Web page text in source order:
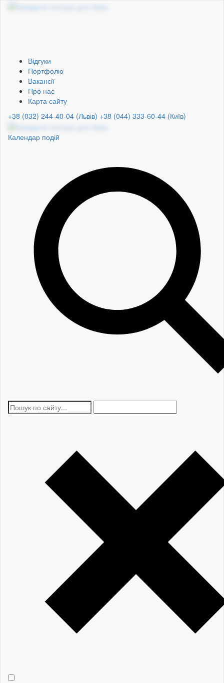
Відгуки
Портфоліо
Вакансії
Про нас
Карта сайту
+38 (032) 244-40-04 (Львів) +38 (044) 333-60-44 (Київ)
Календар подій